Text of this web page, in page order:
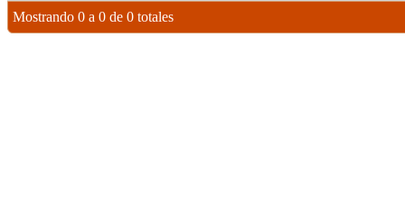
Mostrando 0 a 0 de 0 totales